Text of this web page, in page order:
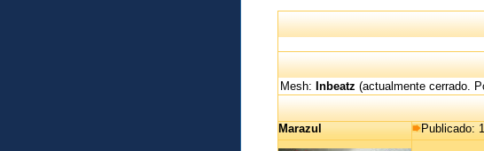
Mesh: Inbeatz (actualmente cerrado.
Marazul Publicado: